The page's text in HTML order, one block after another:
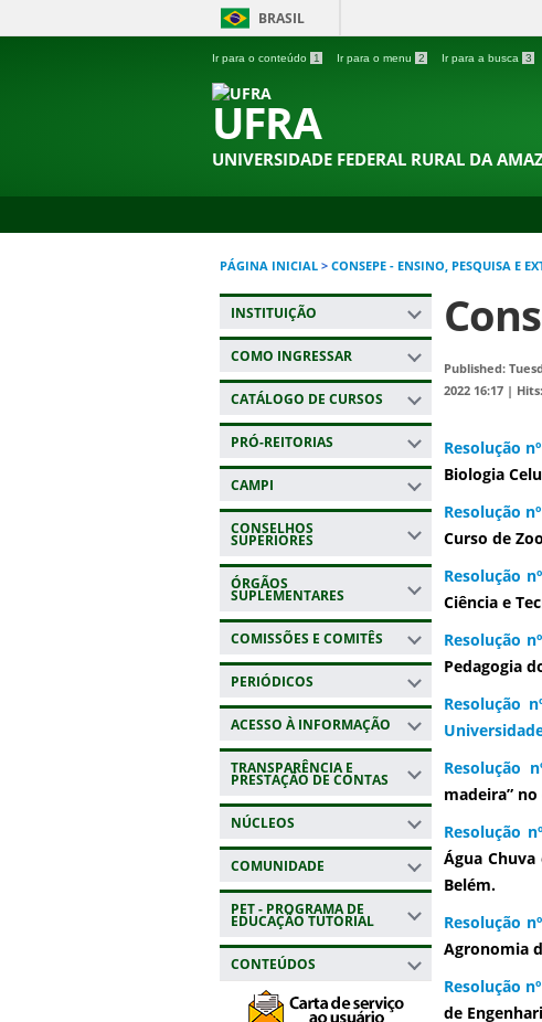
BRASIL
Ir para o conteúdo 1 Ir para o menu 2 Ir para a busca 3
UFRA
UNIVERSIDADE FEDERAL RURAL DA
PÁGINA INICIAL > CONSEPE - ENSINO, PESQUISA E
INSTITUIÇÃO
COMO INGRESSAR
CATÁLOGO DE CURSOS
PRÓ-REITORIAS
CAMPI
CONSELHOS
SUPERIORES
ÓRGÃOS
SUPLEMENTARES
COMISSÕES E COMITÊS
PERIÓDICOS
ACESSO À INFORMAÇÃO
TRANSPARÊNCIA E
PRESTAÇÃO DE CONTAS
NÚCLEOS
COMUNIDADE
PET - PROGRAMA DE
EDUCAÇÃO TUTORIAL
CONTEÚDOS
Published:
2022 16:17 |
Resolução
Biologia
Resolução
Curso de
Resolução
Ciência e
Resolução
Pedagogia
Resolução
Resolução
madeira”
Resolução
Água
Belém.
Resolução
Agronomia
Resolução
de